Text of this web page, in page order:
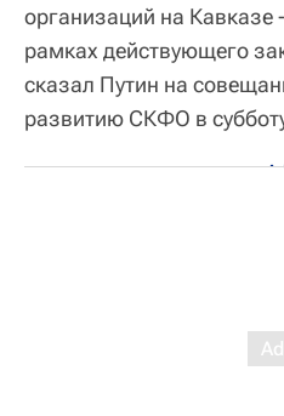
организаций на Кавказе
рамках действующего
сказал Путин на
развитию СКФО в